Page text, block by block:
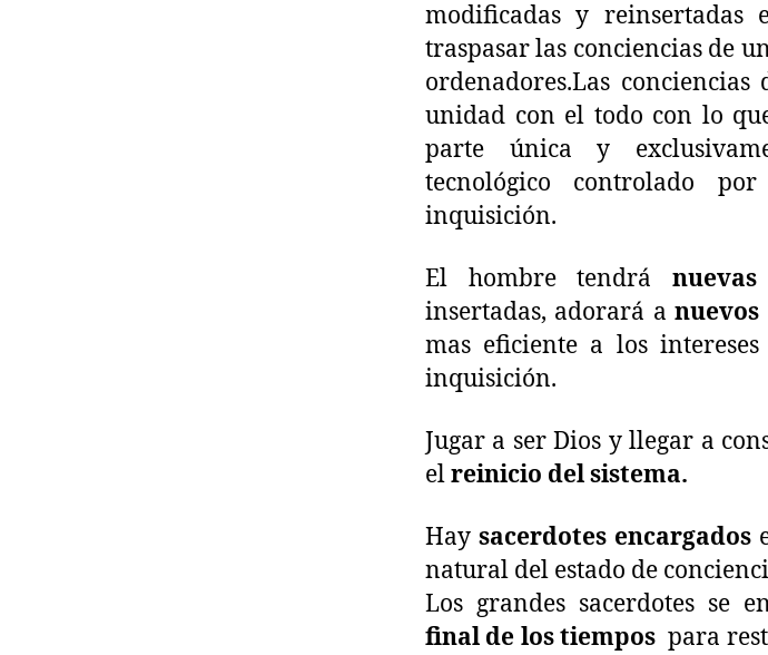
modificadas y
traspasar las conciencias de
ordenadores.Las
unidad con el todo con lo
parte única y
tecnológico controlado
inquisición.
El hombre tendrá
insertadas, adorará anuevos
mas eficiente a los
inquisición.
Jugar a ser Dios y llegar a
elreinicio del sistema.
Hay sacerdotes encargados
natural del estado de
Los grandes sacerdotes se
final de los tiempos para